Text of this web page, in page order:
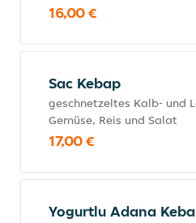
16,00 €
Sac Kebap
geschnetzeltes Kalb- und
Gemüse, Reis und Salat
17,00 €
Yogurtlu Adana